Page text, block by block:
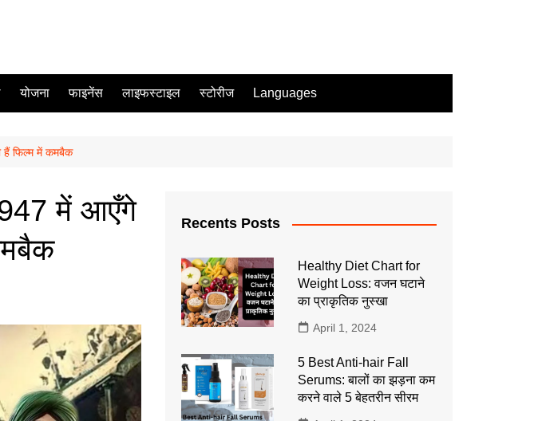
योजना फाइनेंस लाइफस्टाइल स्टोरीज Languages
हैं फिल्म में कमबैक
में आएँगे
Recents Posts
Healthy Diet Chart for
Weight Loss: वजन घटाने
का प्राकृतिक नुस्खा
April 1, 2024
5 Best Anti-hair Fall
Serums: बालों का झड़ना कम
करने वाले 5 बेहतरीन सीरम